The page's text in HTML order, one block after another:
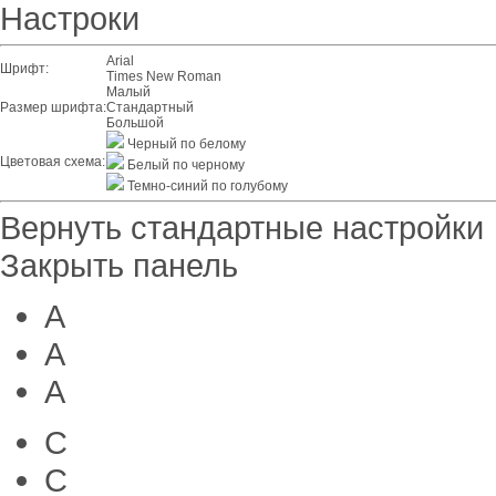
Настроки
Шрифт:
Arial
Times New Roman
Размер шрифта:
Малый
Стандартный
Большой
Цветовая схема:
Черный по белому
Белый по черному
Темно-синий по голубому
Вернуть стандартные настройки
Закрыть панель
A
A
A
C
C